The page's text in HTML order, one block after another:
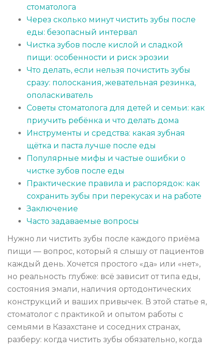
стоматолога
Через сколько минут чистить зубы после
еды: безопасный интервал
Чистка зубов после кислой и сладкой
пищи: особенности и риск эрозии
Что делать, если нельзя почистить зубы
сразу: полоскания, жевательная резинка,
ополаскиватель
Советы стоматолога для детей и семьи: как
приучить ребёнка и что делать дома
Инструменты и средства: какая зубная
щётка и паста лучше после еды
Популярные мифы и частые ошибки о
чистке зубов после еды
Практические правила и распорядок: как
сохранить зубы при перекусах и на работе
Заключение
Часто задаваемые вопросы
Нужно ли чистить зубы после каждого приёма
пищи — вопрос, который я слышу от пациентов
каждый день. Хочется простого «да» или «нет»,
но реальность глубже: всё зависит от типа еды,
состояния эмали, наличия ортодонтических
конструкций и ваших привычек. В этой статье я,
стоматолог с практикой и опытом работы с
семьями в Казахстане и соседних странах,
разберу: когда чистить зубы обязательно, когда